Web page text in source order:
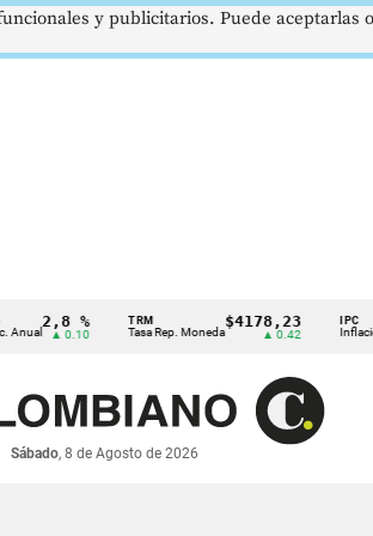
2,8 %
▲ 0.10
TRM
Tasa Rep. Moneda
$4178,23
▲ 0.42
IPC
Inflación
Sábado, 8 de Agosto de 2026
y publicitarios. Puede aceptarlas